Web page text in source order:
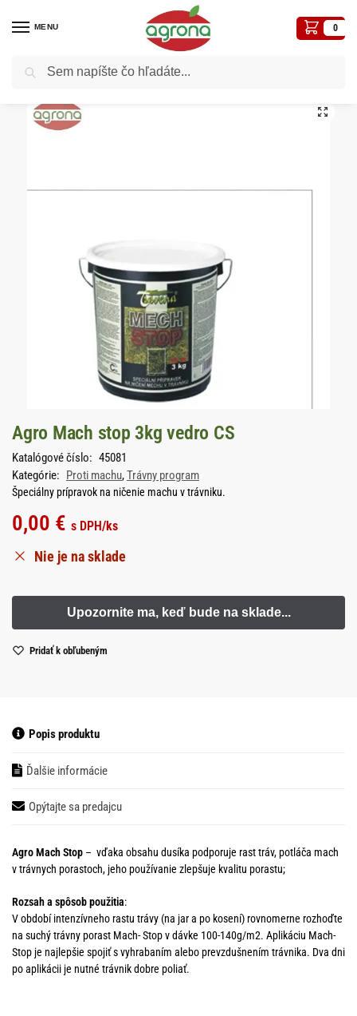
MENU 0
Domov Postreky-prípravky proti chorobám a škodcom
Agro Mach stop 3kg vedro CS
Katalógové číslo: 45081
Kategórie: Proti machu,Trávny program
Špeciálny prípravok na ničenie machu v trávniku.
0,00 € s DPH/ks
Nie je na sklade
Pridať k obľubeným
Popis produktu
Ďalšie informácie
Opýtajte sa predajcu
Agro Mach Stop – vďaka obsahu dusíka podporuje rast tráv, potláča mach
v trávnych porastoch, jeho používanie zlepšuje kvalitu porastu;
Rozsah a spôsob použitia:
V období intenzívneho rastu trávy (na jar a po kosení) rovnomerne rozhoďte
na suchý trávny porast Mach- Stop v dávke 100-140g/m2. Aplikáciu Mach-
Stop je najlepšie spojiť s vyhrabaním alebo prevzdušnením trávnika. Dva dni
po aplikácii je nutné trávnik dobre poliať.